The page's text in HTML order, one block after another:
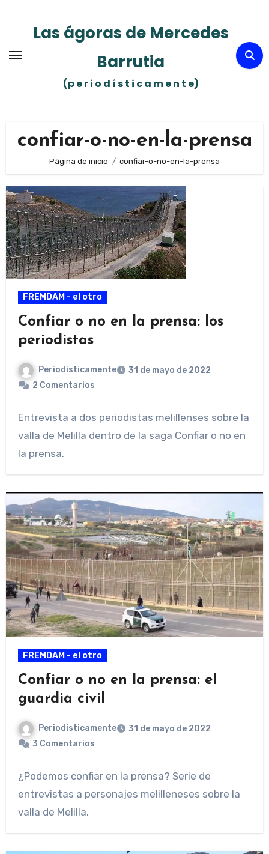
contenidoLas ágoras de Mercedes
Barrutia
(p e r i o d í s t i c a m e n t e)
confiar-o-no-en-la-prensa
Página de inicio confiar-o-no-en-la-prensa
FREMDAM - el otro
Confiar o no en la prensa: los
periodistas
Periodisticamente
31 de mayo de 2022
2 Comentarios
Entrevista a dos periodistas melillenses sobre la
valla de Melilla dentro de la saga Confiar o no en
la prensa.
FREMDAM - el otro
Confiar o no en la prensa: el
guardia civil
Periodisticamente
31 de mayo de 2022
3 Comentarios
¿Podemos confiar en la prensa? Serie de
entrevistas a personajes melilleneses sobre la
valla de Melilla.